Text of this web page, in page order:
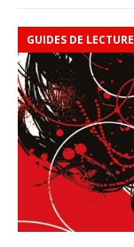
GUIDES DE LECTURE